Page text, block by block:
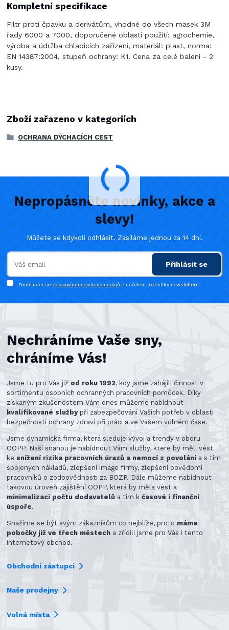
Kompletní specifikace
Filtr proti čpavku a derivátům, vhodné do všech masek 3M
řady 6000 a 7000, doporučené oblasti použití: agrochemie,
výroba a údržba chladicích zařízení, materiál: plast, norma:
EN 14387:2004, stupeň ochrany: K1. Cena za celé balení - 2
kusy.
Zboží zařazeno v kategoriích
OCHRANA DÝCHACÍCH CEST
Nepropásněte novinky, akce a
slevy!
Můžete se kdykoli odhlásit. Zasíláme jednou za 14 dní.
Přihlásit se
Souhlasím se zpracováním osobních údajů za účelem rozesílky newsletteru.
Nechráníme Vaše sny,
chráníme Vás!
Jsme tu pro Vás již od roku 1992, kdy jsme zahájili činnost v
sortimentu osobních ochranných pracovních pomůcek. Díky
získaným zkušenostem Vám dnes můžeme nabídnout
kvalifikované službypři zabezpečování Vašich potřeb v oblasti
bezpečnosti ochrany zdraví při práci a ve Vašem volném čase.
Jsme dynamická firma, která sleduje vývoj a trendy v oboru
OOPP. Naší snahou je nabídnout Vám služby, které by měli vést
ke snížení rizika pracovních úrazů a nemocí z povolání a s tím
spojených nákladů, zlepšení image firmy, zlepšení povědomí
pracovníků o zodpovědnosti za BOZP. Dále můžeme nabídnout
takovou úroveň zajištění OOPP, která by měla vést k
minimalizaci počtu dodavatelů a tím kčasové i finanční
úspoře.
Snažíme se být svým zákazníkům co nejblíže, proto máme
pobočky již ve třech městech a zřídili jsme pro Vás i tento
internetový obchod.
Obchodní zástupci
Naše prodejny
Volná místa